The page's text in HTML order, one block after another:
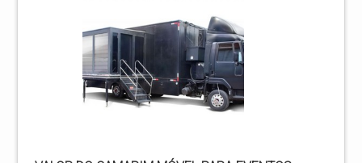
excelente custo-benefício com
comprometimento com os resultados dos
clientes. DETALHES INTERESSANTES
SOBRE VALOR DE...